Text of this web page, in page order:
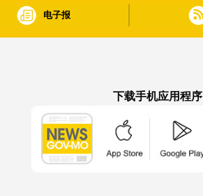
电子报
下载手机应用程序